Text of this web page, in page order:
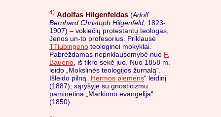
4) Adolfas Hilgenfeldas (Adolf
Bernhard Christoph Hilgenfeld , 1823-
1907) – vokiečių protestantų teologas,
Jenos un-to profesorius. Priklausė
TTiubingeno teologinei mokyklai.
Pabrėždamas nepriklausomybė nuo F.
Bauerio , iš tikro sekė juo. Nuo 1858 m.
leido „Mokslinės teologijos žurnalą“.
Išleido pilną „ Hermos piemens“ leidinį
(1887); sąryšyje su gnosticizmu
paminėtina „Markiono evangelija“
(1850).